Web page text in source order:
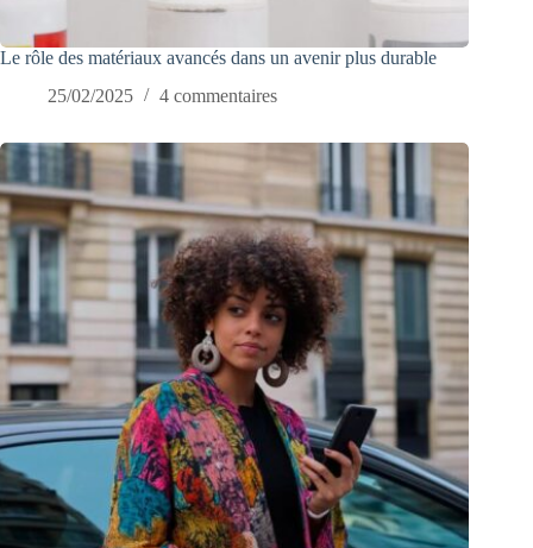
Le rôle des matériaux avancés dans un avenir plus durable
25/02/2025
4 commentaires